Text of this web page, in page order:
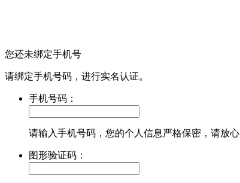
您还未绑定手机号
请绑定手机号码，进行实名认证。
手机号码：
请输入手机号码，您的个人信息严格保密，请放心
图形验证码：